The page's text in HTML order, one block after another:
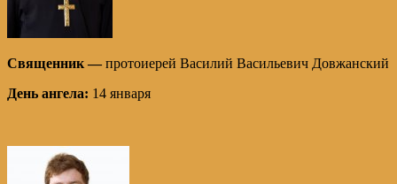
Священник —протоиерей Василий Васильевич Довжанский
День ангела: 14 января